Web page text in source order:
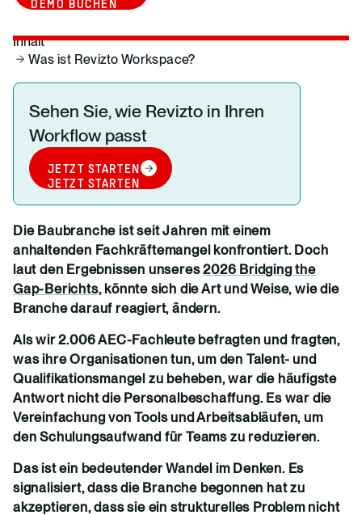
DEMO BUCHEN
Inhalt
Was ist Revizto Workspace?
Sehen Sie, wie Revizto in Ihren
Workflow passt
JETZT STARTEN
JETZT STARTEN
Die Baubranche ist seit Jahren mit einem
anhaltenden Fachkräftemangel konfrontiert. Doch
laut den Ergebnissen unseres2026 Bridging the
Gap-Berichts,könnte sich die Art und Weise, wie die
Branche darauf reagiert, ändern.
Als wir 2.006 AEC-Fachleute befragten und fragten,
was ihre Organisationen tun, um den Talent- und
Qualifikationsmangel zu beheben, war die häufigste
Antwort nicht die Personalbeschaffung. Es war die
Vereinfachung von Tools und Arbeitsabläufen, um
den Schulungsaufwand für Teams zu reduzieren.
Das ist ein bedeutender Wandel im Denken. Es
signalisiert, dass die Branche begonnen hat zu
akzeptieren, dass sie ein strukturelles Problem nicht